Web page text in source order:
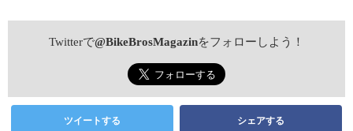
Twitterで@BikeBrosMagazinをフォローしよう！
ツイートする シェアする